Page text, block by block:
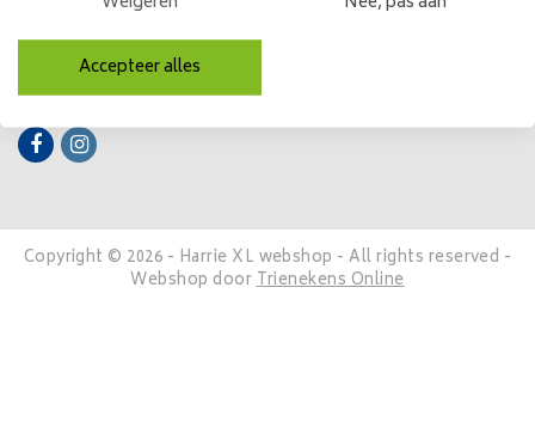
Contactgegevens
Volg ons
Copyright © 2026 - Harrie XL webshop - All rights reserved -
Webshop doorTrienekens Online
Accepteer alles